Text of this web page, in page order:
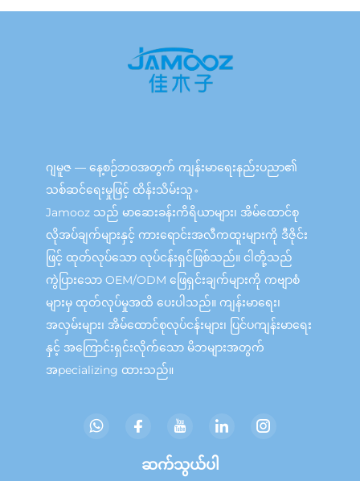
ဂျမူဇ — နေ့စဉ်ဘဝအတွက် ကျန်းမာရေးနည်းပညာ၏
သစ်ဆင်ရေးမှုဖြင့် ထိန်းသိမ်းသူ。
Jamooz သည် မာဆေးခန်းကိရိယာများ၊ အိမ်ထောင်စု
လိုအပ်ချက်များနှင့် ကားရောင်းအလီကထူးများကို ဒီဇိုင်း
ဖြင့် ထုတ်လုပ်သော လုပ်ငန်းရှင်ဖြစ်သည်။ ငါတို့သည်
ကွဲပြားသော OEM/ODM ဖြေရှင်းချက်များကို ကဗျာစံ
များမှ ထုတ်လုပ်မှုအထိ ပေးပါသည်။ ကျန်းမာရေး၊
အလှမ်းများ၊ အိမ်ထောင်စုလုပ်ငန်းများ၊ ပြင်ပကျန်းမာရေး
နှင့် အကြောင်းရှင်းလိုက်သော မိဘများအတွက်
အpecializing ထားသည်။
ဆက်သွယ်ပါ